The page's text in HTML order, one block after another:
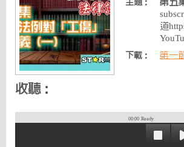
主題：
道
下載： 第一
收聽：
00:00 Ready